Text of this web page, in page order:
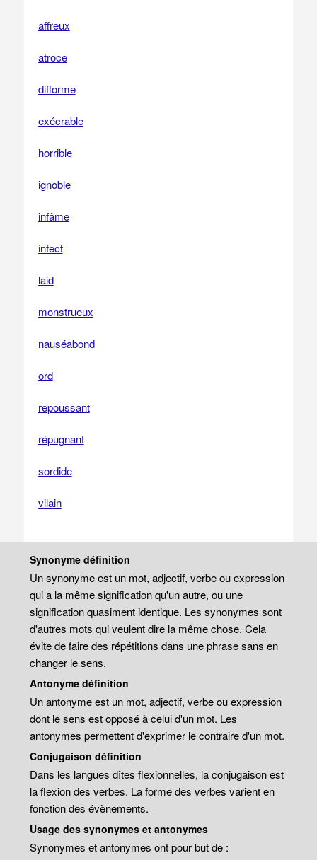
affreux
atroce
difforme
exécrable
horrible
ignoble
infâme
infect
laid
monstrueux
nauséabond
ord
repoussant
répugnant
sordide
vilain
Synonyme définition
Un synonyme est un mot, adjectif, verbe ou expression
qui a la même signification qu'un autre, ou une
signification quasiment identique. Les synonymes sont
d'autres mots qui veulent dire la même chose. Cela
évite de faire des répétitions dans une phrase sans en
changer le sens.
Antonyme définition
Un antonyme est un mot, adjectif, verbe ou expression
dont le sens est opposé à celui d'un mot. Les
antonymes permettent d'exprimer le contraire d'un mot.
Conjugaison définition
Dans les langues dîtes flexionnelles, la conjugaison est
la flexion des verbes. La forme des verbes varient en
fonction des évènements.
Usage des synonymes et antonymes
Synonymes et antonymes ont pour but de :